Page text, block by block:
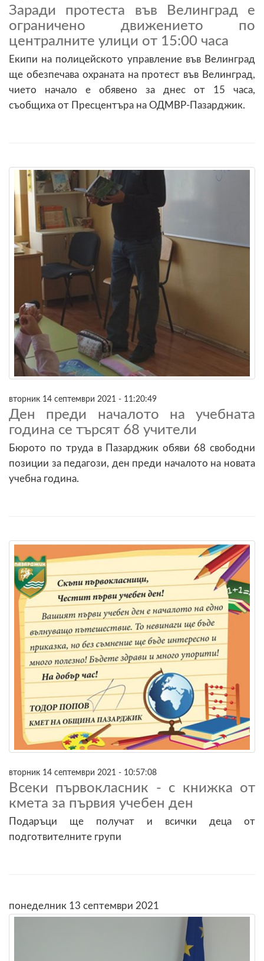
Заради протеста във Велинград е
ограничено движението по
централните улици от 15:00 часа
Екипи на полицейското управление във Велинград
ще обезпечава охраната на протест във Велинград,
чието начало е обявено за днес от 15 часа,
съобщиха от Пресцентъра на ОДМВР-Пазарджик.
вторник 14 септември 2021 - 11:20:49
Ден преди началото на учебната
година се търсят 68 учители
Бюрото по труда в Пазарджик обяви 68 свободни
позиции за педагози, ден преди началото на новата
учебна година.
вторник 14 септември 2021 - 10:57:08
Всеки първокласник - с книжка от
кмета за първия учебен ден
Подаръци ще получат и всички деца от
подготвителните групи
понеделник 13 септември 2021